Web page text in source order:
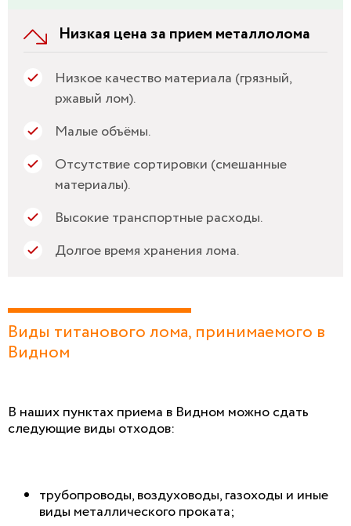
Низкая цена за прием металлолома
Низкое качество материала (грязный,
ржавый лом).
Малые объёмы.
Отсутствие сортировки (смешанные
материалы).
Высокие транспортные расходы.
Долгое время хранения лома.
Виды титанового лома, принимаемого в
Видном
В наших пунктах приема в Видном можно сдать
следующие виды отходов:
трубопроводы, воздуховоды, газоходы и иные
виды металлического проката;